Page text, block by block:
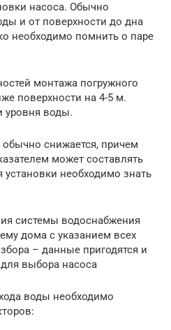
насоса. Обычно
и от поверхности до дна
необходимо помнить о паре
монтажа погружного
поверхности на 4-5 м.
уровня воды.
снижается, причем
может составлять
необходимо знать
системы водоснабжения
дома с указанием всех
– данные пригодятся и
выбора насоса
воды необходимо